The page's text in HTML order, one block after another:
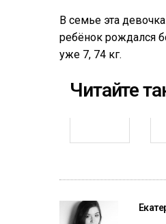
В семье эта
ребёнок рождался
уже 7, 74 кг.
Читайте